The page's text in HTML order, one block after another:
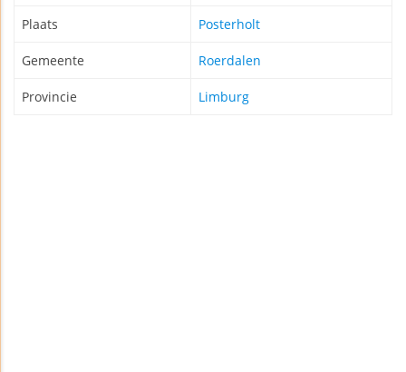
Plaats Posterholt
Gemeente Roerdalen
Provincie Limburg